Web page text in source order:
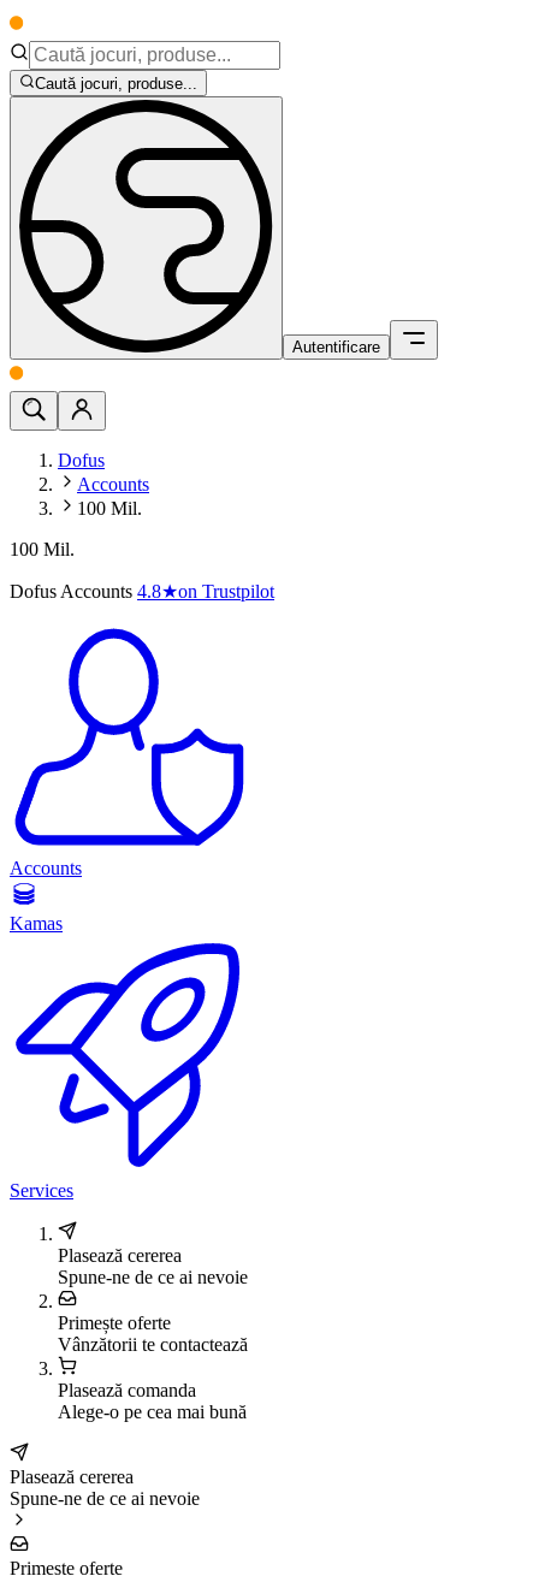
Caută jocuri, produse...
Autentificare
Dofus
Accounts
100 Mil.
100 Mil.
Dofus Accounts 4.8★on Trustpilot
Accounts
Kamas
Services
Plasează cererea
Spune-ne de ce ai nevoie
Primește oferte
Vânzătorii te contactează
Plasează comanda
Alege-o pe cea mai bună
Plasează cererea
Spune-ne de ce ai nevoie
Primește oferte